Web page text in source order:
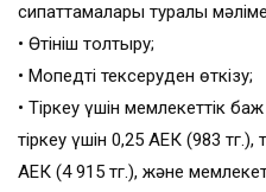
сипаттамалары туралы
• Өтініш толтыру;
• Мопедті тексеруден өткізу;
• Тіркеу үшін мемлекеттік
тіркеу үшін 0,25 АЕК (983 тг.),
АЕК (4 915 тг.), және